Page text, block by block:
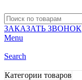
ЗАКАЗАТЬ ЗВОНОК
Menu
Search
Категории товаров